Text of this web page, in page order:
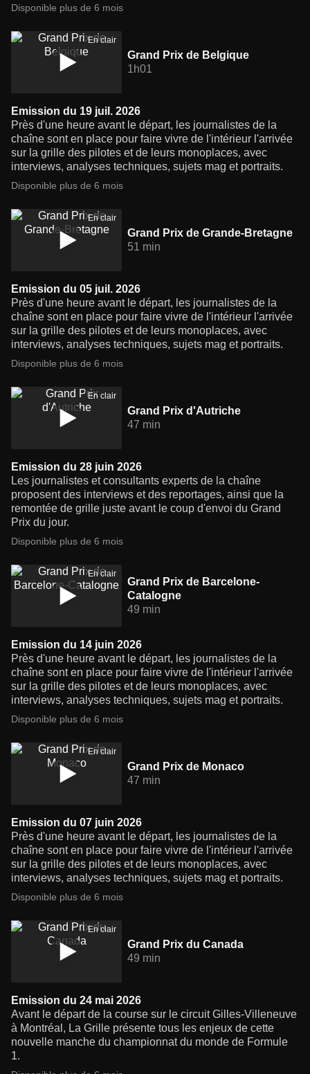
Disponible plus de 6 mois
En clair
Grand Prix de Belgique
1h01
Emission du 19 juil. 2026
Près d'une heure avant le départ, les journalistes de la
chaîne sont en place pour faire vivre de l'intérieur l'arrivée
sur la grille des pilotes et de leurs monoplaces, avec
interviews, analyses techniques, sujets mag et portraits.
Disponible plus de 6 mois
En clair
Grand Prix de Grande-Bretagne
51 min
Emission du 05 juil. 2026
Près d'une heure avant le départ, les journalistes de la
chaîne sont en place pour faire vivre de l'intérieur l'arrivée
sur la grille des pilotes et de leurs monoplaces, avec
interviews, analyses techniques, sujets mag et portraits.
Disponible plus de 6 mois
En clair
Grand Prix d'Autriche
47 min
Emission du 28 juin 2026
Les journalistes et consultants experts de la chaîne
proposent des interviews et des reportages, ainsi que la
remontée de grille juste avant le coup d'envoi du Grand
Prix du jour.
Disponible plus de 6 mois
En clair
Grand Prix de Barcelone-
Catalogne
49 min
Emission du 14 juin 2026
Près d'une heure avant le départ, les journalistes de la
chaîne sont en place pour faire vivre de l'intérieur l'arrivée
sur la grille des pilotes et de leurs monoplaces, avec
interviews, analyses techniques, sujets mag et portraits.
Disponible plus de 6 mois
En clair
Grand Prix de Monaco
47 min
Emission du 07 juin 2026
Près d'une heure avant le départ, les journalistes de la
chaîne sont en place pour faire vivre de l'intérieur l'arrivée
sur la grille des pilotes et de leurs monoplaces, avec
interviews, analyses techniques, sujets mag et portraits.
Disponible plus de 6 mois
En clair
Grand Prix du Canada
49 min
Emission du 24 mai 2026
Avant le départ de la course sur le circuit Gilles-Villeneuve
à Montréal, La Grille présente tous les enjeux de cette
nouvelle manche du championnat du monde de Formule
1.